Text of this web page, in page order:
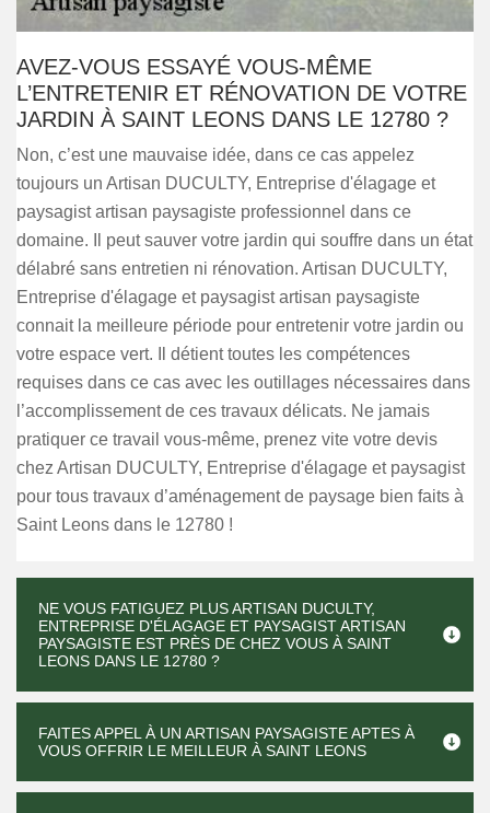
AVEZ-VOUS ESSAYÉ VOUS-MÊME
L’ENTRETENIR ET RÉNOVATION DE VOTRE
JARDIN À SAINT LEONS DANS LE 12780 ?
Non, c’est une mauvaise idée, dans ce cas appelez
toujours un Artisan DUCULTY, Entreprise d'élagage et
paysagist artisan paysagiste professionnel dans ce
domaine. Il peut sauver votre jardin qui souffre dans un état
délabré sans entretien ni rénovation. Artisan DUCULTY,
Entreprise d'élagage et paysagist artisan paysagiste
connait la meilleure période pour entretenir votre jardin ou
votre espace vert. Il détient toutes les compétences
requises dans ce cas avec les outillages nécessaires dans
l’accomplissement de ces travaux délicats. Ne jamais
pratiquer ce travail vous-même, prenez vite votre devis
chez Artisan DUCULTY, Entreprise d'élagage et paysagist
pour tous travaux d’aménagement de paysage bien faits à
Saint Leons dans le 12780 !
NE VOUS FATIGUEZ PLUS ARTISAN DUCULTY,
ENTREPRISE D'ÉLAGAGE ET PAYSAGIST ARTISAN
PAYSAGISTE EST PRÈS DE CHEZ VOUS À SAINT
LEONS DANS LE 12780 ?
FAITES APPEL À UN ARTISAN PAYSAGISTE APTES À
VOUS OFFRIR LE MEILLEUR À SAINT LEONS